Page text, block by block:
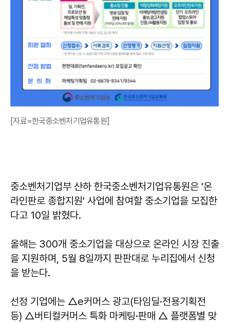
[자료=한국중소벤처기업유통원]
중소벤처기업부 산하 한국중소벤처기업유통원은 '온
라인판로 종합지원' 사업에 참여할 중소기업을 모집한
다고 10일 밝혔다.
올해는 300개 중소기업을 대상으로 온라인 시장 진출
을 지원하며, 5월 8일까지 판판대로 누리집에서 신청
을 받는다.
선정 기업에는 △e커머스 광고(타임딜·전용기획전
등) △버티컬커머스 특화 마케팅·판매 △ 플랫폼별 맞